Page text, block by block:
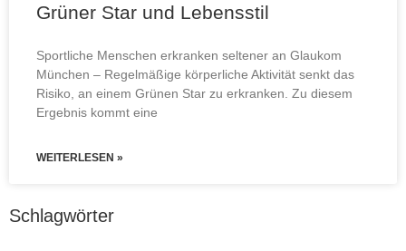
Grüner Star und Lebensstil
Sportliche Menschen erkranken seltener an Glaukom
München – Regelmäßige körperliche Aktivität senkt das
Risiko, an einem Grünen Star zu erkranken. Zu diesem
Ergebnis kommt eine
WEITERLESEN »
Schlagwörter